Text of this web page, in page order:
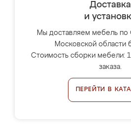
Доставка
и
Мы доставляем мебель по
Московской области
Стоимость сборки мебели:
заказа.
ПЕРЕЙТИ В